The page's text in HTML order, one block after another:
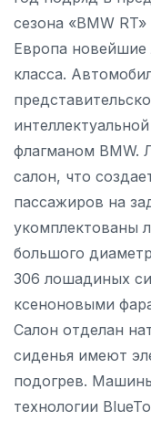
сезона «BMW
Европа новейшие
класса.
флагманом BMW.
салон, что
пассажиров на
укомплектованы
большого
306 лошадиных
ксеноновыми
Салон отделан
сиденья имеют
подогрев.
технологии